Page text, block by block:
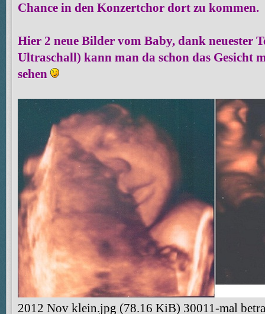
Chance in den Konzertchor dort zu kommen.
Hier 2 neue Bilder vom Baby, dank neuester
Ultraschall) kann man da schon das Gesicht
sehen
2012 Nov klein.jpg (78.16 KiB) 30011-mal